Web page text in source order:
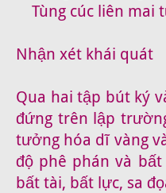
Tùng cúc liên mai
Nhận xét khái quát
Qua hai tập bút ký
đứng trên lập
tưởng hóa dĩ vàng
độ phê phán và
bất tài, bất lực, sa